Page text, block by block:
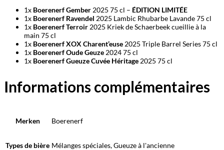
1x Boerenerf Gember 2025 75 cl – ÉDITION LIMITÉE
1x Boerenerf Ravendel 2025 Lambic Rhubarbe Lavande 75 cl
1x Boerenerf Terroir 2025 Kriek de Schaerbeek cueillie à la
main 75 cl
1x Boerenerf XOX Charent’euse 2025 Triple Barrel Series 75 cl
1x Boerenerf Oude Geuze 2024 75 cl
1x Boerenerf Gueuze Cuvée Héritage 2025 75 cl
Informations complémentaires
Merken Boerenerf
Types de bière Mélanges spéciales, Gueuze à l'ancienne